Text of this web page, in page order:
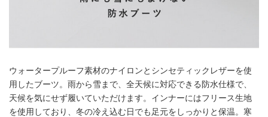
ウォータープルーフ素材のナイロンとシンセティックレザーを使
用したブーツ。雨から雪まで、全天候に対応できる防水仕様で、
天候を気にせず履いていただけます。インナーにはフリース生地
を使用しており、冬の冷え込む日でも足元をしっかりと保温。寒